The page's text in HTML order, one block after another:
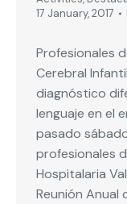
17 January, 2017
Profesionales
Cerebral
diagnóstico
lenguaje en el
pasado
profesionales
Hospitalaria
Reunión Anual